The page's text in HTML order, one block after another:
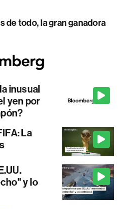
de todo, la gran ganadora
inusual
yen por
La
y lo